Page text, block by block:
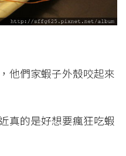
他們家蝦子外殼咬起來
真的是好想要瘋狂吃蝦